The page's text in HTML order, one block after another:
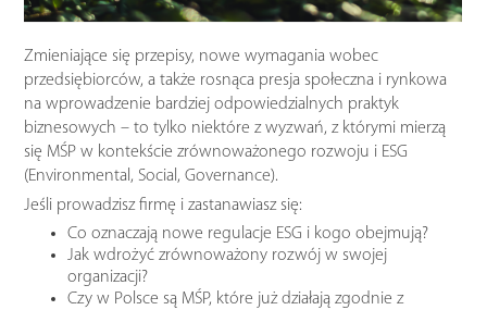
Zmieniające się przepisy, nowe wymagania wobec
przedsiębiorców, a także rosnąca presja społeczna i rynkowa
na wprowadzenie bardziej odpowiedzialnych praktyk
biznesowych – to tylko niektóre z wyzwań, z którymi mierzą
się MŚP w kontekście zrównoważonego rozwoju i ESG
(Environmental, Social, Governance).
Jeśli prowadzisz firmę i zastanawiasz się:
Co oznaczają nowe regulacje ESG i kogo obejmują?
Jak wdrożyć zrównoważony rozwój w swojej
organizacji?
Czy w Polsce są MŚP, które już działają zgodnie z